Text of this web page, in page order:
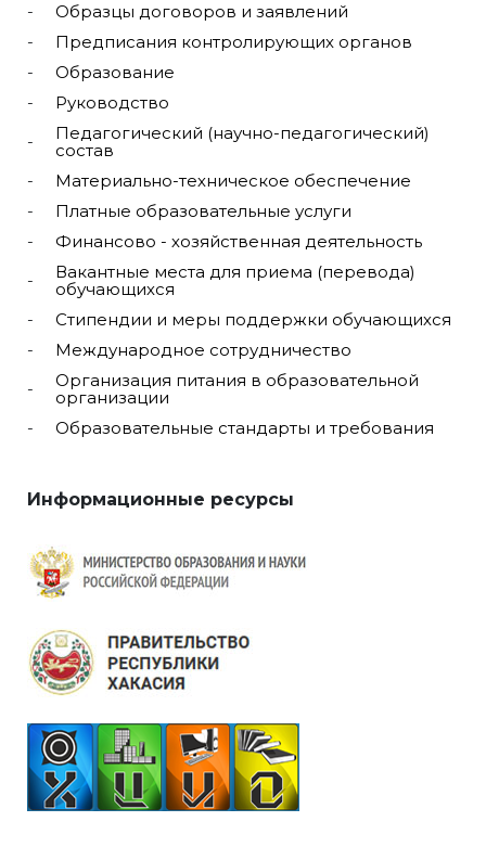
Образцы договоров и заявлений
Предписания контролирующих органов
Образование
Руководство
Педагогический (научно-педагогический)
состав
Материально-техническое обеспечение
Платные образовательные услуги
Финансово - хозяйственная деятельность
Вакантные места для приема (перевода)
обучающихся
Стипендии и меры поддержки обучающихся
Международное сотрудничество
Организация питания в образовательной
организации
Образовательные стандарты и требования
Информационные ресурсы